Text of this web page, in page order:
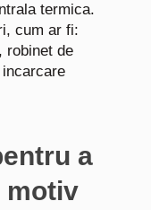
termica.
cum ar fi:
robinet de
a
motiv